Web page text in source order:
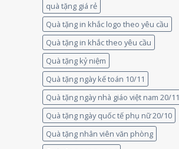
quà tặng giá rẻ
Quà tặng in khắc logo theo yêu cầu
Quà tặng in khắc theo yêu cầu
Quà tặng kỷ niệm
Quà tặng ngày kế toán 10/11
Quà tặng ngày nhà giáo việt nam 20/11
Quà tặng ngày quốc tế phụ nữ 20/10
Quà tặng nhân viên văn phòng